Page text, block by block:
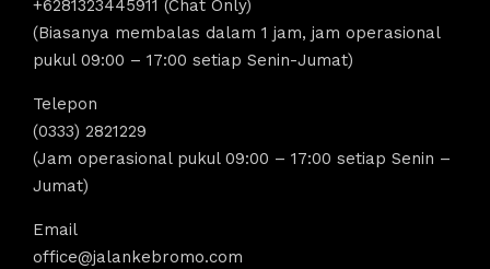
+6281323445911 (Chat Only)
(Biasanya membalas dalam 1 jam, jam operasional
pukul 09:00 – 17:00 setiap Senin-Jumat)
Telepon
(0333) 2821229
(Jam operasional pukul 09:00 – 17:00 setiap Senin –
Jumat)
Email
office@jalankebromo.com